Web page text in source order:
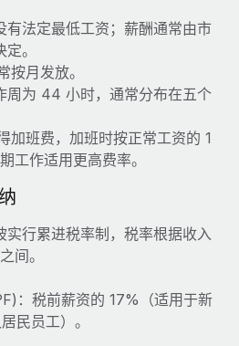
IT 设备
are key to maintaining
to expand in response
labor market, the...
payroll implementation
implementation" and picture a
team....
有法定最低工资；薪酬通常由市
。
按月发放。
周为 44 小时，通常分布在五个
加班费，加班时按正常工资的 1
工作适用更高费率。
实行累进税率制，税率根据收入
间。
：税前薪资的 17%（适用于新
民员工）。